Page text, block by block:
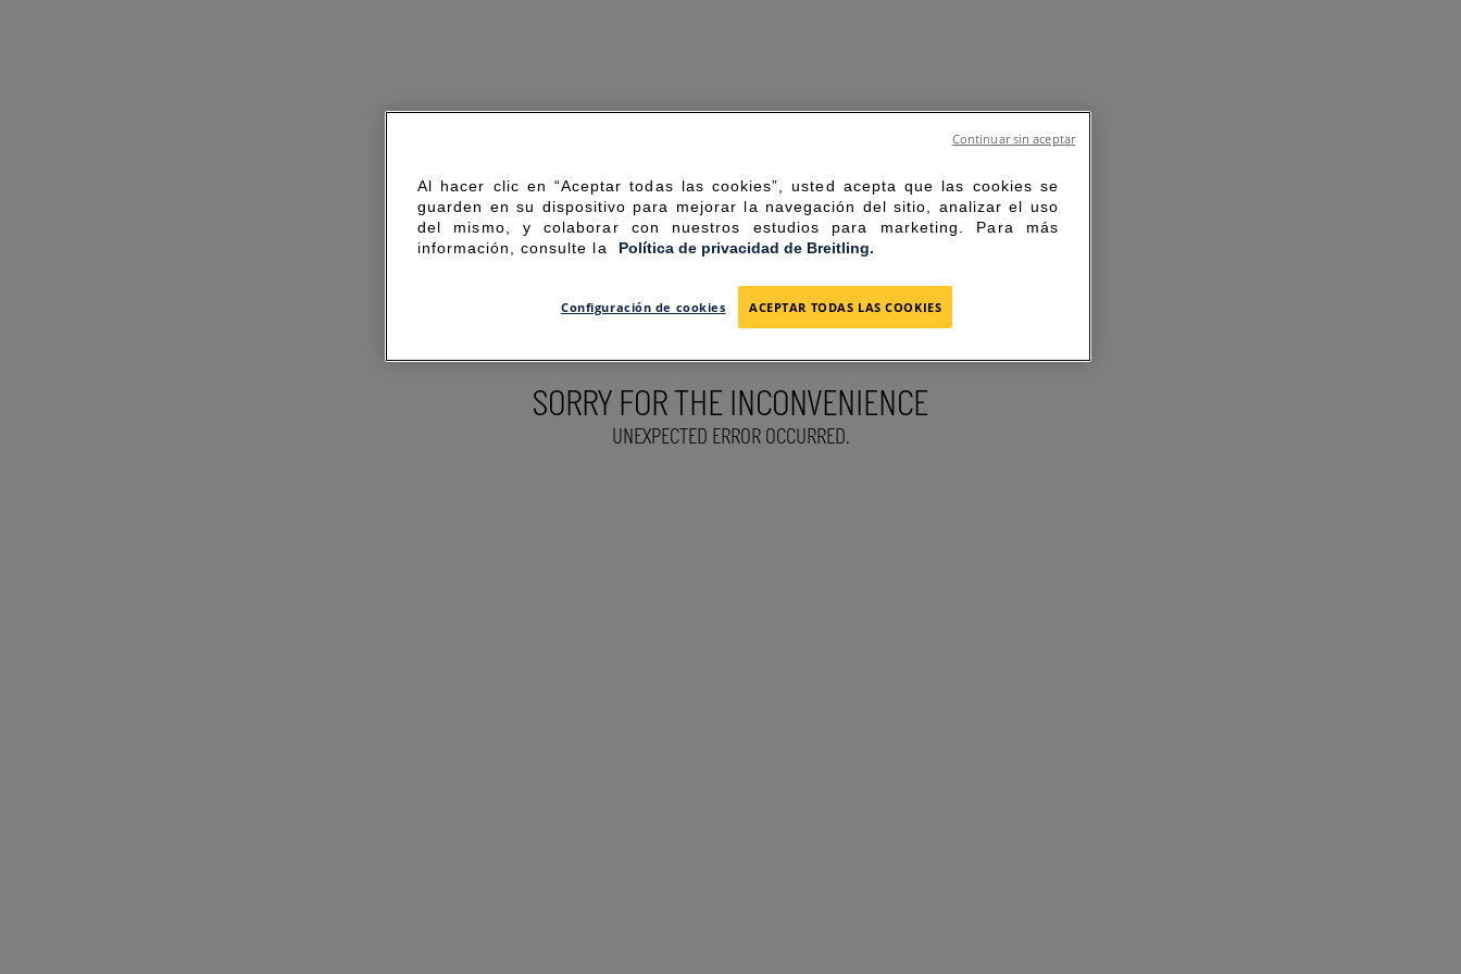
SORRY FOR THE INCONVENIENCE
UNEXPECTED ERROR OCCURRED.
Al hacer clic en “Aceptar todas las cookies”, usted acepta que las cookies se
guarden en su dispositivo para mejorar la navegación del sitio, analizar el uso
del mismo, y colaborar con nuestros estudios para marketing. Para más
información, consulte la
Política de privacidad de Breitling.
Configuración de cookies ACEPTAR TODAS LAS COOKIES
Continuar sin aceptar